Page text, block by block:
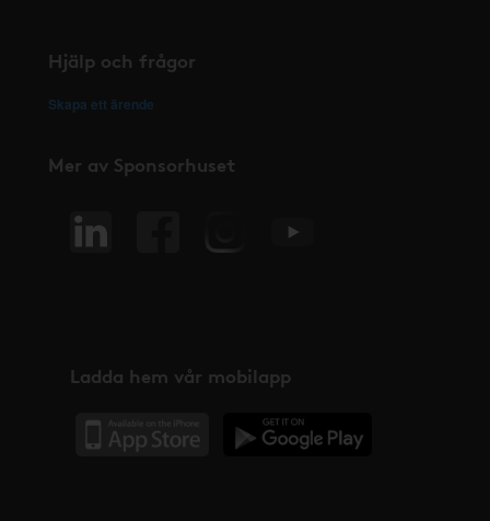
Hjälp och frågor
Skapa ett ärende
Mer av Sponsorhuset
Ladda hem vår mobilapp